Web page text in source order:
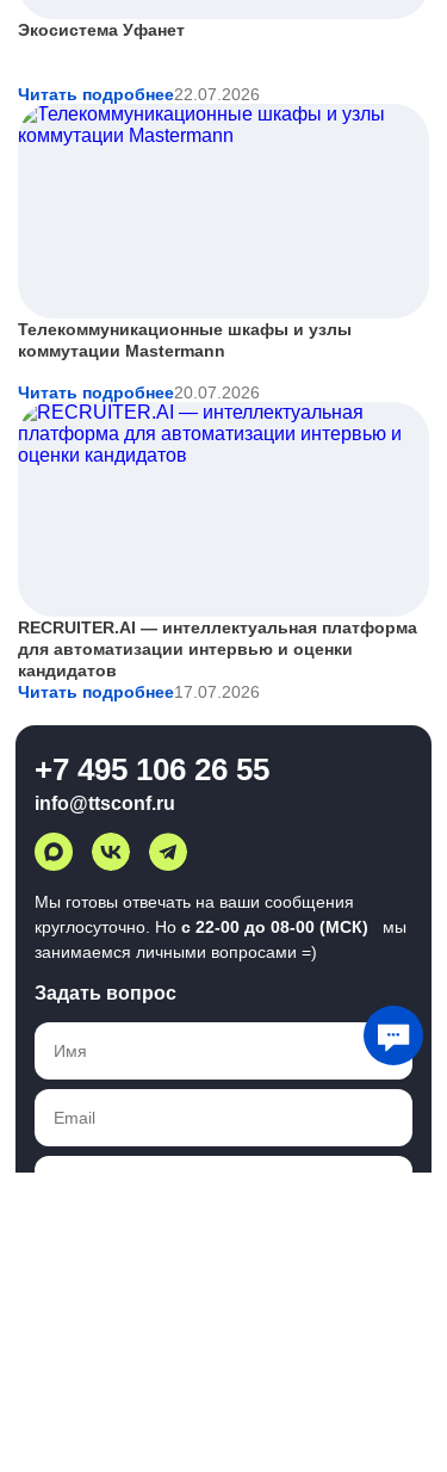
Экосистема Уфанет
Читать подробнее22.07.2026
Телекоммуникационные шкафы и узлы
коммутации Mastermann
Читать подробнее20.07.2026
RECRUITER.AI — интеллектуальная платформа
для автоматизации интервью и оценки
кандидатов
Читать подробнее17.07.2026
+7 495 106 26 55
info@ttsconf.ru
Мы готовы отвечать на ваши сообщения
круглосуточно. Но с 22-00 до 08-00 (МСК)
мы
занимаемся личными вопросами =)
Задать вопрос